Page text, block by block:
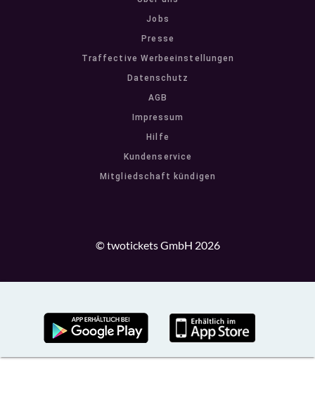
Jobs
Presse
Traffective Werbeeinstellungen
Datenschutz
AGB
Impressum
Hilfe
Kundenservice
Mitgliedschaft kündigen
© twotickets GmbH 2026